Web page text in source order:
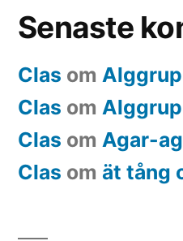
Senaste
Clas om
Clas om
Clas om Agar-
Clas om ät tång